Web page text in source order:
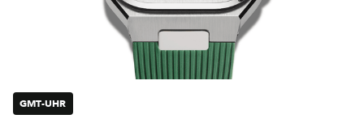
GMT-UHR